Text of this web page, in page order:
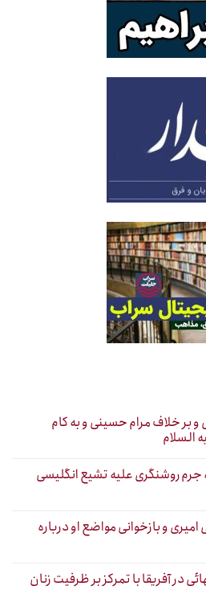
و بر خلاف مرام حسینی و به کام
السلام
جرم روشنگری علیه تشیع انگلیسی
و بازخوانی مواضع او درباره
در آفریقا با تمرکز بر ظرفیت زنان